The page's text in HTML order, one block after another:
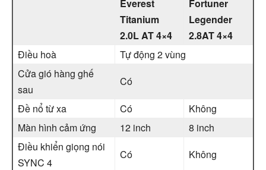
Everest
Titanium
2.0L AT 4×4
Fortuner
Legender
2.8AT 4×4
Điều hoà
Tự động 2 vùng
Cửa gió hàng ghế
sau
Có
Đề nổ từ xa
Có
Không
Màn hình cảm ứng
12 inch
8 inch
Điều khiển giọng nói
SYNC 4
Có
Không